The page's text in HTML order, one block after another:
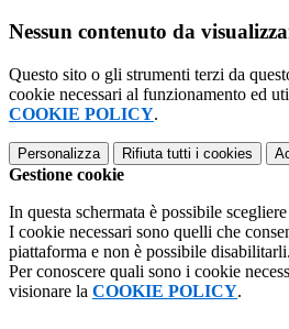
Nessun contenuto da
Questo sito o gli strumenti terzi da
cookie necessari al funzionamento ed
COOKIE POLICY.
Personalizza Rifiuta tutti i cookies
Gestione cookie
In questa schermata è possibile
I cookie necessari sono quelli che
piattaforma e non è possibile disabilitarli.
Per conoscere quali sono i cookie
visionare la COOKIE POLICY.